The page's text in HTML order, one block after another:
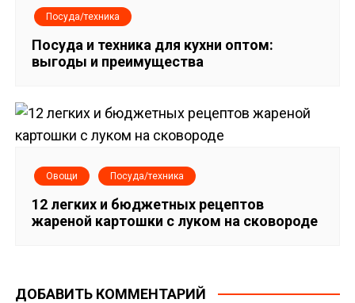
Посуда/техника
Посуда и техника для кухни оптом:
выгоды и преимущества
Овощи Посуда/техника
12 легких и бюджетных рецептов
жареной картошки с луком на сковороде
ДОБАВИТЬ КОММЕНТАРИЙ